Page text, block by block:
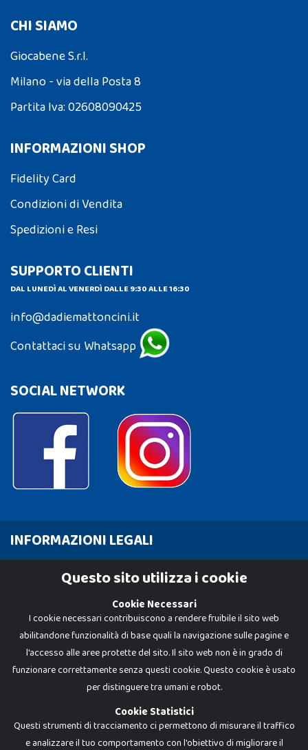
CHI SIAMO
Giocabene S.r.l.
Milano - via della Posta 8
Partita Iva: 02608090425
INFORMAZIONI SHOP
Fidelity Card
Condizioni di Vendita
Spedizioni e Resi
SUPPORTO CLIENTI
DAL LUNEDÌ AL VENERDÌ DALLE 9:30 ALLE 16:30
info@dadiemattoncini.it
Contattaci su Whatsapp
SOCIAL NETWORK
INFORMAZIONI LEGALI
Cookie PolicyQuesto sito utilizza i cookie
Cookie Necessari
I cookie necessari contribuiscono a rendere fruibile il sito web
abilitandone funzionalità di base quali la navigazione sulle pagine e
l'accesso alle aree protette del sito. Il sito web non è in grado di
funzionare correttamente senza questi cookie. Questo cookie è usato
per distinguere tra umani e robot.
Cookie Statistici
Questi strumenti di tracciamento ci permettono di misurare il traffico
e analizzare il tuo comportamento con l'obiettivo di migliorare il